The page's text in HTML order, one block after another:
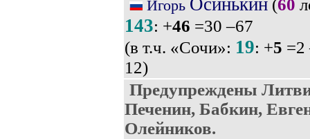
Игорь Осинькин(60
143: +46 =30 –67
(в т.ч. «Сочи»: 19: +5 =2
12)
Предупреждены
Печенин, Бабкин,
Олейников.